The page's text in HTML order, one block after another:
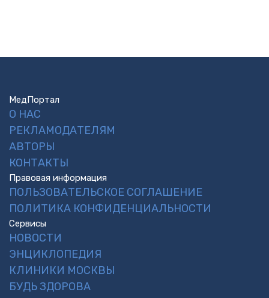
МедПортал
О НАС
РЕКЛАМОДАТЕЛЯМ
АВТОРЫ
КОНТАКТЫ
Правовая информация
ПОЛЬЗОВАТЕЛЬСКОЕ СОГЛАШЕНИЕ
ПОЛИТИКА КОНФИДЕНЦИАЛЬНОСТИ
Сервисы
НОВОСТИ
ЭНЦИКЛОПЕДИЯ
КЛИНИКИ МОСКВЫ
БУДЬ ЗДОРОВА